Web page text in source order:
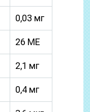
0,03 мг
26 МЕ
2,1 мг
0,4 мг